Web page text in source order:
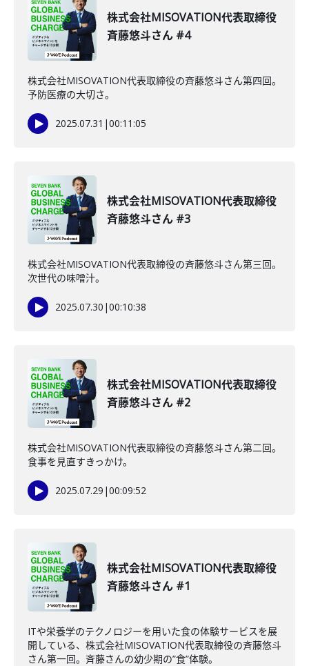
株式会社MISOVATION代表取締役
斉藤悠斗さん #4
株式会社MISOVATION代表取締役の斉藤悠斗さん第四回。
予防医療の大切さ。
2025.07.31 |00:11:05
株式会社MISOVATION代表取締役
斉藤悠斗さん #3
株式会社MISOVATION代表取締役の斉藤悠斗さん第三回。
次世代の味噌汁。
2025.07.30 |00:10:38
株式会社MISOVATION代表取締役
斉藤悠斗さん #2
株式会社MISOVATION代表取締役の斉藤悠斗さん第二回。
食事を見直すきっかけ。
2025.07.29 |00:09:52
株式会社MISOVATION代表取締役
斉藤悠斗さん #1
ITや栄養学のテクノロジーを用いた食の体験サービスを展
開している、株式会社MISOVATION代表取締役の斉藤悠斗
さん第一回。斉藤さんの幼少期の”食”体験。